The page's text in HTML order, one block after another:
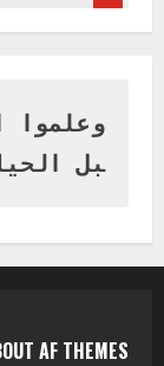
وعلموا
بل
AF THEMES